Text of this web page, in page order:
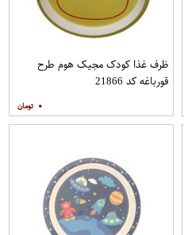
ظرف غذا کودک مجیک هوم طرح
قورباغه کد 21866
۰